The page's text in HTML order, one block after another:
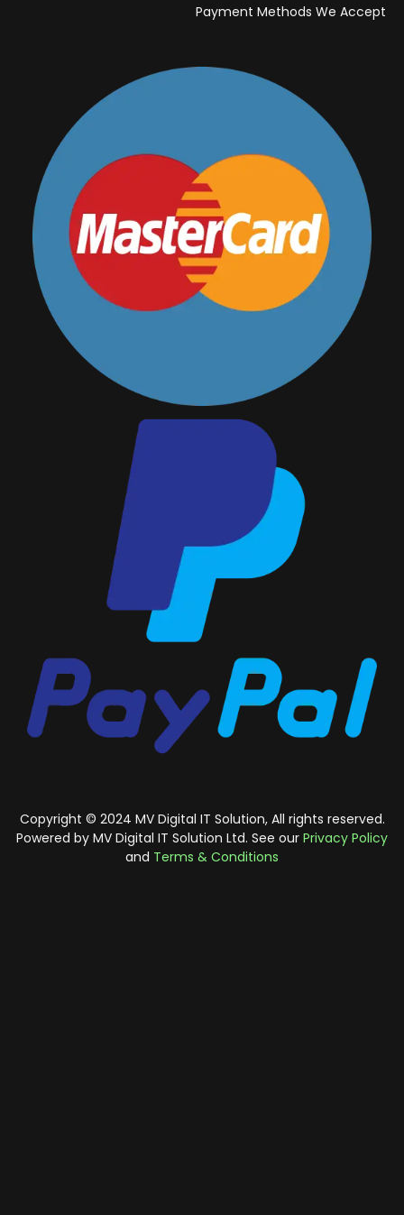
Payment Methods We Accept
Copyright © 2024 MV Digital IT Solution, All rights reserved.
Powered by MV Digital IT Solution Ltd. See our Privacy Policy
and Terms & Conditions